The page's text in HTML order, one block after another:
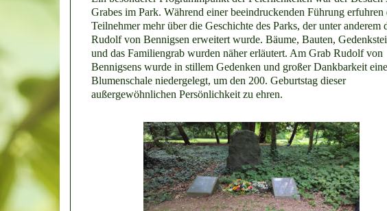
Grabes im Park. Während einer beeindruckenden Führung erfuhren
Teilnehmer mehr über die Geschichte des Parks, der unter anderem
Rudolf von Bennigsen erweitert wurde. Bäume, Bauten,
und das Familiengrab wurden näher erläutert. Am Grab Rudolf von
Bennigsens wurde in stillem Gedenken und großer Dankbarkeit eine
Blumenschale niedergelegt, um den 200. Geburtstag dieser
außergewöhnlichen Persönlichkeit zu ehren.